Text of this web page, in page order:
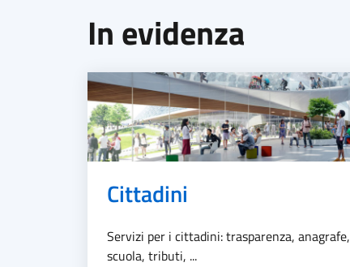
In evidenza
Cittadini
Servizi per i cittadini: trasparenza, anagrafe,
scuola, tributi, ...